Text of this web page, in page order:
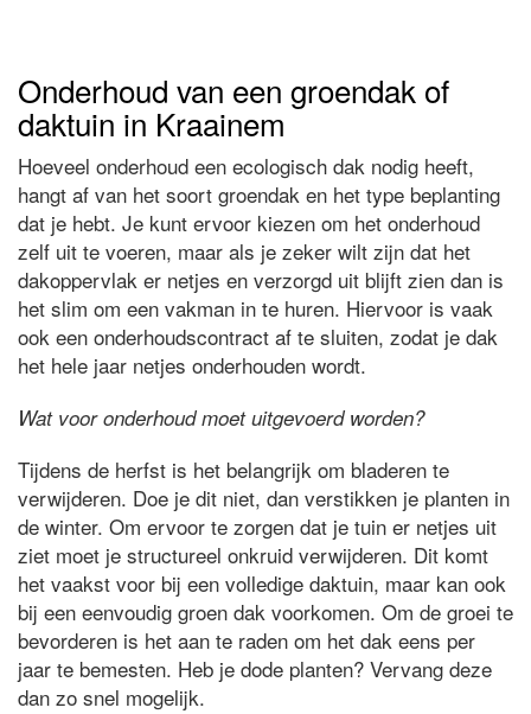
Onderhoud van een groendak of
daktuin in Kraainem
Hoeveel onderhoud een ecologisch dak nodig heeft,
hangt af van het soort groendak en het type beplanting
dat je hebt. Je kunt ervoor kiezen om het onderhoud
zelf uit te voeren, maar als je zeker wilt zijn dat het
dakoppervlak er netjes en verzorgd uit blijft zien dan is
het slim om een vakman in te huren. Hiervoor is vaak
ook een onderhoudscontract af te sluiten, zodat je dak
het hele jaar netjes onderhouden wordt.
Wat voor onderhoud moet uitgevoerd worden?
Tijdens de herfst is het belangrijk om bladeren te
verwijderen. Doe je dit niet, dan verstikken je planten in
de winter. Om ervoor te zorgen dat je tuin er netjes uit
ziet moet je structureel onkruid verwijderen. Dit komt
het vaakst voor bij een volledige daktuin, maar kan ook
bij een eenvoudig groen dak voorkomen. Om de groei te
bevorderen is het aan te raden om het dak eens per
jaar te bemesten. Heb je dode planten? Vervang deze
dan zo snel mogelijk.